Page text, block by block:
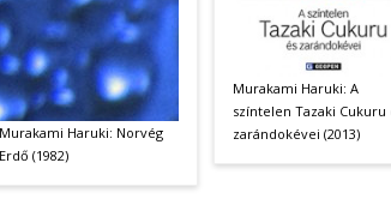
Murakami Haruki: Norvég
Erdő (1982)
Murakami Haruki: A
színtelen Tazaki Cukuru
zarándokévei (2013)